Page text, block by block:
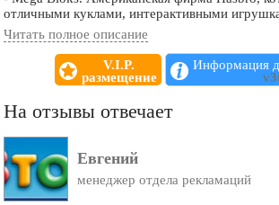
отличными куклами, интерактивными
творчества и другими очень качественными
Есть тут и развивающие игрушки Tiny Love, и
на любой вкус от Castorland, и еще много
Даже, если бренды игрушек не столь
вышеназванные, не стоит отказываться от
переплачиваем лишние деньги только за
известность того или иного производителя, в
менее известные производители ничуть не
именитым коллегам по цеху. Главное,
сертификаты качества покупаемого товара, и
порядке.
В магазине очень часто проходят акции,
Читать полное описание
V.I.P.
размещение
Информация
На отзывы отвечает
Евгений
менеджер отдела рекламаций